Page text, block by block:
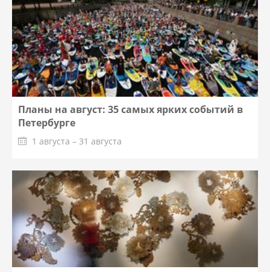
Планы на август: 35 самых ярких событий в
Петербурге
1 августа – 31 августа